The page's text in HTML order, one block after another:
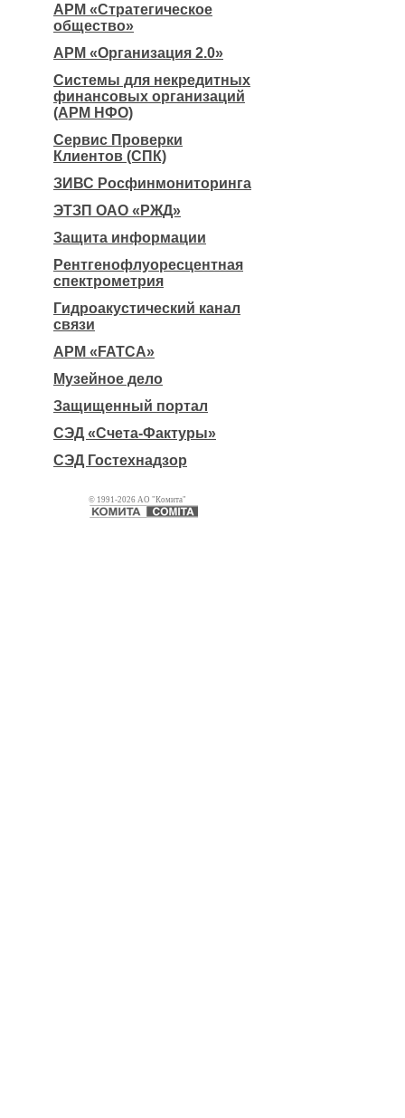
АРМ «Стратегическое
общество»
АРМ «Организация 2.0»
Системы для некредитных
финансовых организаций
(АРМ НФО)
Сервис Проверки
Клиентов (СПК)
ЗИВС Росфинмониторинга
ЭТЗП ОАО «РЖД»
Защита информации
Рентгенофлуоресцентная
спектрометрия
Гидроакустический канал
связи
АРМ «FATCA»
Музейное дело
Защищенный портал
СЭД «Счета-Фактуры»
СЭД Гостехнадзор
© 1991-2026 АО "Комита"